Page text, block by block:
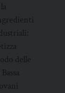
delle